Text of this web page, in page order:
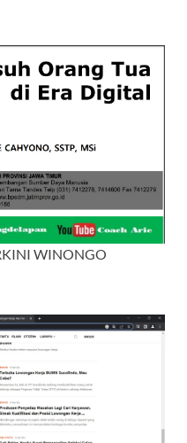
WINONGO